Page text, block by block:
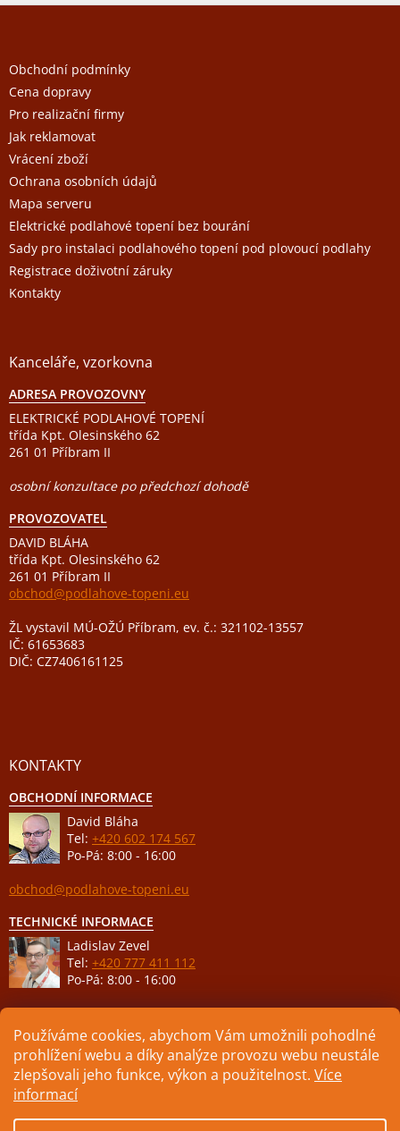
Používáme cookies, abychom Vám umožnili pohodlné
prohlížení webu a díky analýze provozu webu neustále
zlepšovali jeho funkce, výkon a použitelnost. Více
informací
Z
aObchodní podmínky
Cena dopravy
Pro realizační firmy
Jak reklamovat
Vrácení zboží
Ochrana osobních údajů
Mapa serveru
Elektrické podlahové topení bez bourání
Sady pro instalaci podlahového topení pod plovoucí podlahy
Registrace doživotní záruky
Kontakty
Kanceláře, vzorkovna
ADRESA PROVOZOVNY
ELEKTRICKÉ PODLAHOVÉ TOPENÍ
třída Kpt. Olesinského 62
261 01 Příbram II
osobní konzultace po předchozí dohodě
PROVOZOVATEL
DAVID BLÁHA
třída Kpt. Olesinského 62
261 01 Příbram II
obchod@podlahove-topeni.eu
ŽL vystavil MÚ-OŽÚ Příbram, ev. č.: 321102-13557
IČ: 61653683
DIČ: CZ7406161125
KONTAKTY
OBCHODNÍ INFORMACE
David Bláha
Tel: +420 602 174 567
Po-Pá: 8:00 - 16:00
obchod@podlahove-topeni.eu
TECHNICKÉ INFORMACE
Ladislav Zevel
Tel: +420 777 411 112
Po-Pá: 8:00 - 16:00
podpora@podlahove-topeni.eu